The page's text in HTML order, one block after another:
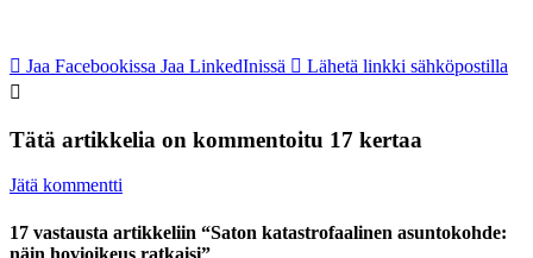
Jaa Facebookissa Jaa LinkedInissä Lähetä linkki sähköpostilla
Tätä artikkelia on kommentoitu 17 kertaa
Jätä kommentti
17 vastausta artikkeliin “Saton katastrofaalinen asuntokohde:
näin hovioikeus ratkaisi”